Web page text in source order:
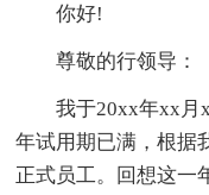
你好!
尊敬的行领导：
我于20xx年xx月
年试用期已满，根据
正式员工。回想这一